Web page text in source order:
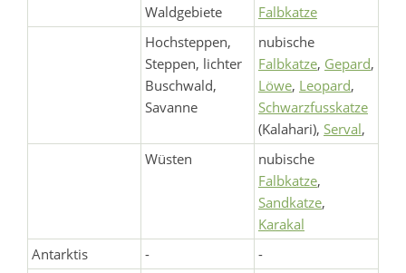
Waldgebiete
Falbkatze
Hochsteppen,
Steppen, lichter
Buschwald,
Savanne
nubische
Falbkatze, Gepard,
Löwe, Leopard,
Schwarzfusskatze
(Kalahari), Serval,
Wüsten
nubische
Falbkatze,
Sandkatze,
Karakal
Antarktis
-
-